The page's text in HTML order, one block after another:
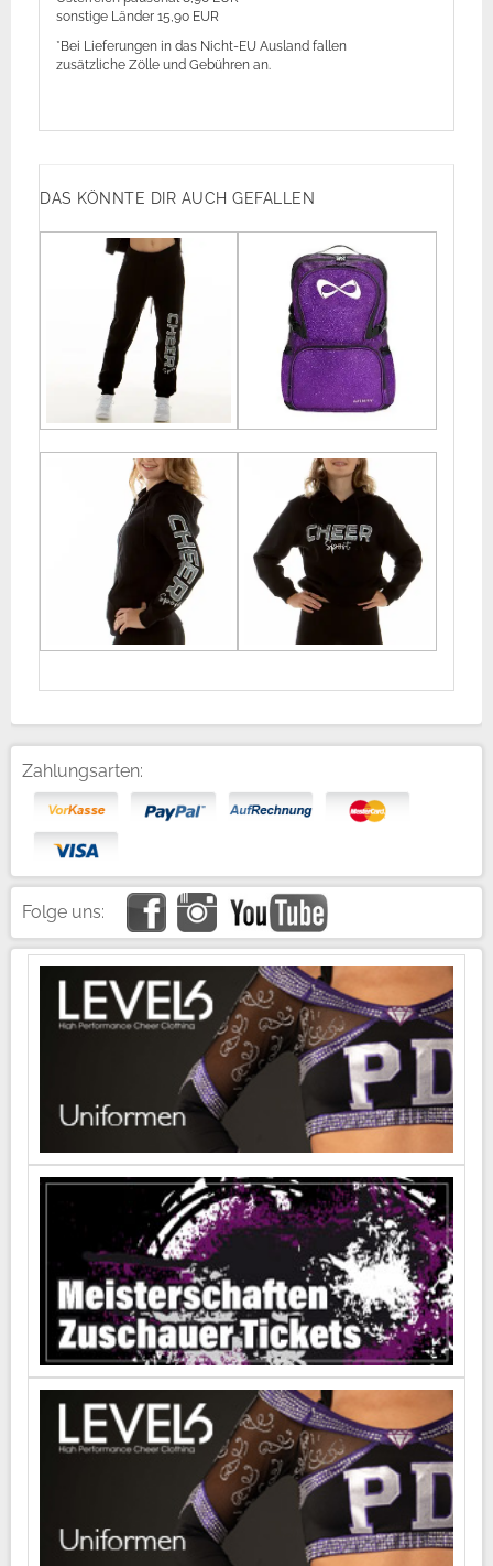
sonstige Länder 15,90 EUR
*Bei Lieferungen in das Nicht-EU Ausland fallen
zusätzliche Zölle und Gebühren an.
DAS KÖNNTE DIR AUCH GEFALLEN
Zahlungsarten:
Folge uns: